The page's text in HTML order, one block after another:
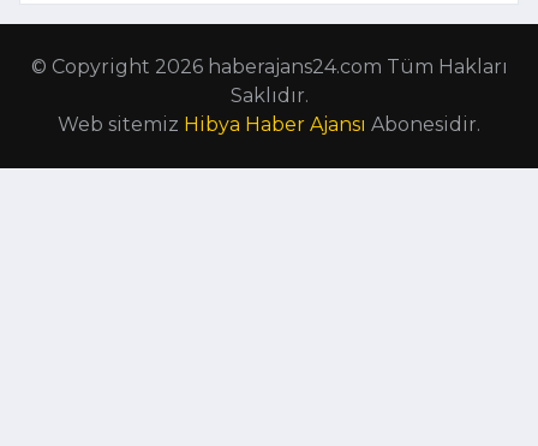
© Copyright 2026 haberajans24.com Tüm Hakları
Saklıdır.
Web sitemiz Hibya Haber Ajansı Abonesidir.